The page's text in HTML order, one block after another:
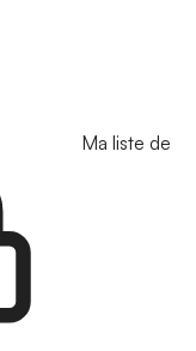
Ma liste de